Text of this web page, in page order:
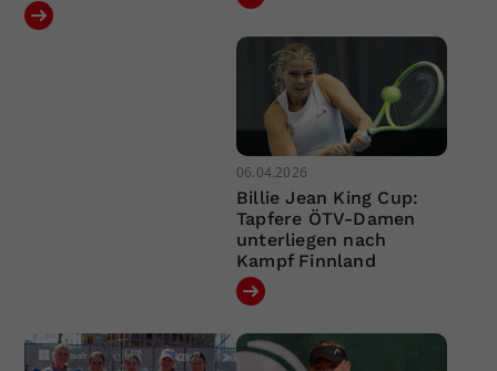
06.04.2026
Billie Jean King Cup:
Tapfere ÖTV-Damen
unterliegen nach
Kampf Finnland